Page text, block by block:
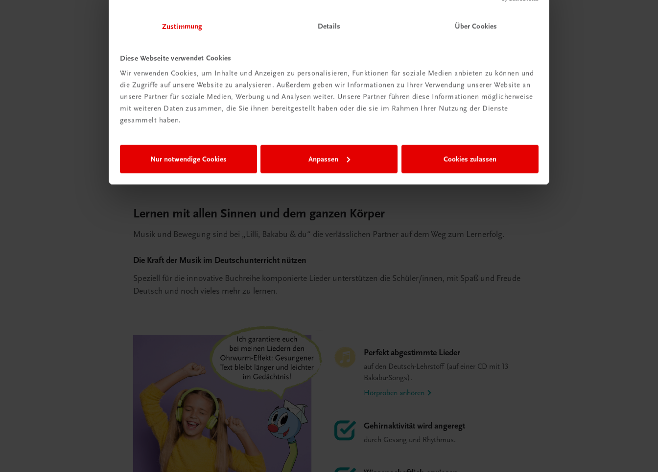
Zustimmung Details Über Cookies
Diese Webseite verwendet Cookies
Wir verwenden Cookies, um Inhalte und Anzeigen zu personalisieren, Funktionen für soziale Medien anbieten zu können und
die Zugriffe auf unsere Website zu analysieren. Außerdem geben wir Informationen zu Ihrer Verwendung unserer Website an
unsere Partner für soziale Medien, Werbung und Analysen weiter. Unsere Partner führen diese Informationen möglicherweise
mit weiteren Daten zusammen, die Sie ihnen bereitgestellt haben oder die sie im Rahmen Ihrer Nutzung der Dienste
gesammelt haben.
Nur notwendige Cookies Anpassen Cookies zulassen
Lernen mit allen Sinnen und dem ganzen Körper
Musik und Bewegung sind bei „Lilli, Bakabu & du“ die verlässlichen Partner auf dem Weg zum Lernerfolg.
Die Kraft der Musik im Deutschunterricht nützen
Speziell für die innovative Buchreihe komponierte Lieder unterstützen die Schüler/innen, mit Spaß und Freude
Deutsch und noch vieles mehr zu lernen.
Perfekt abgestimmte Lieder
auf den Deutsch-Lehrstoff (auf einer CD mit 13
Bakabu-Songs).
Hörproben anhören
Gehirnaktivität wird angeregt
durch Gesang und Rhythmus.